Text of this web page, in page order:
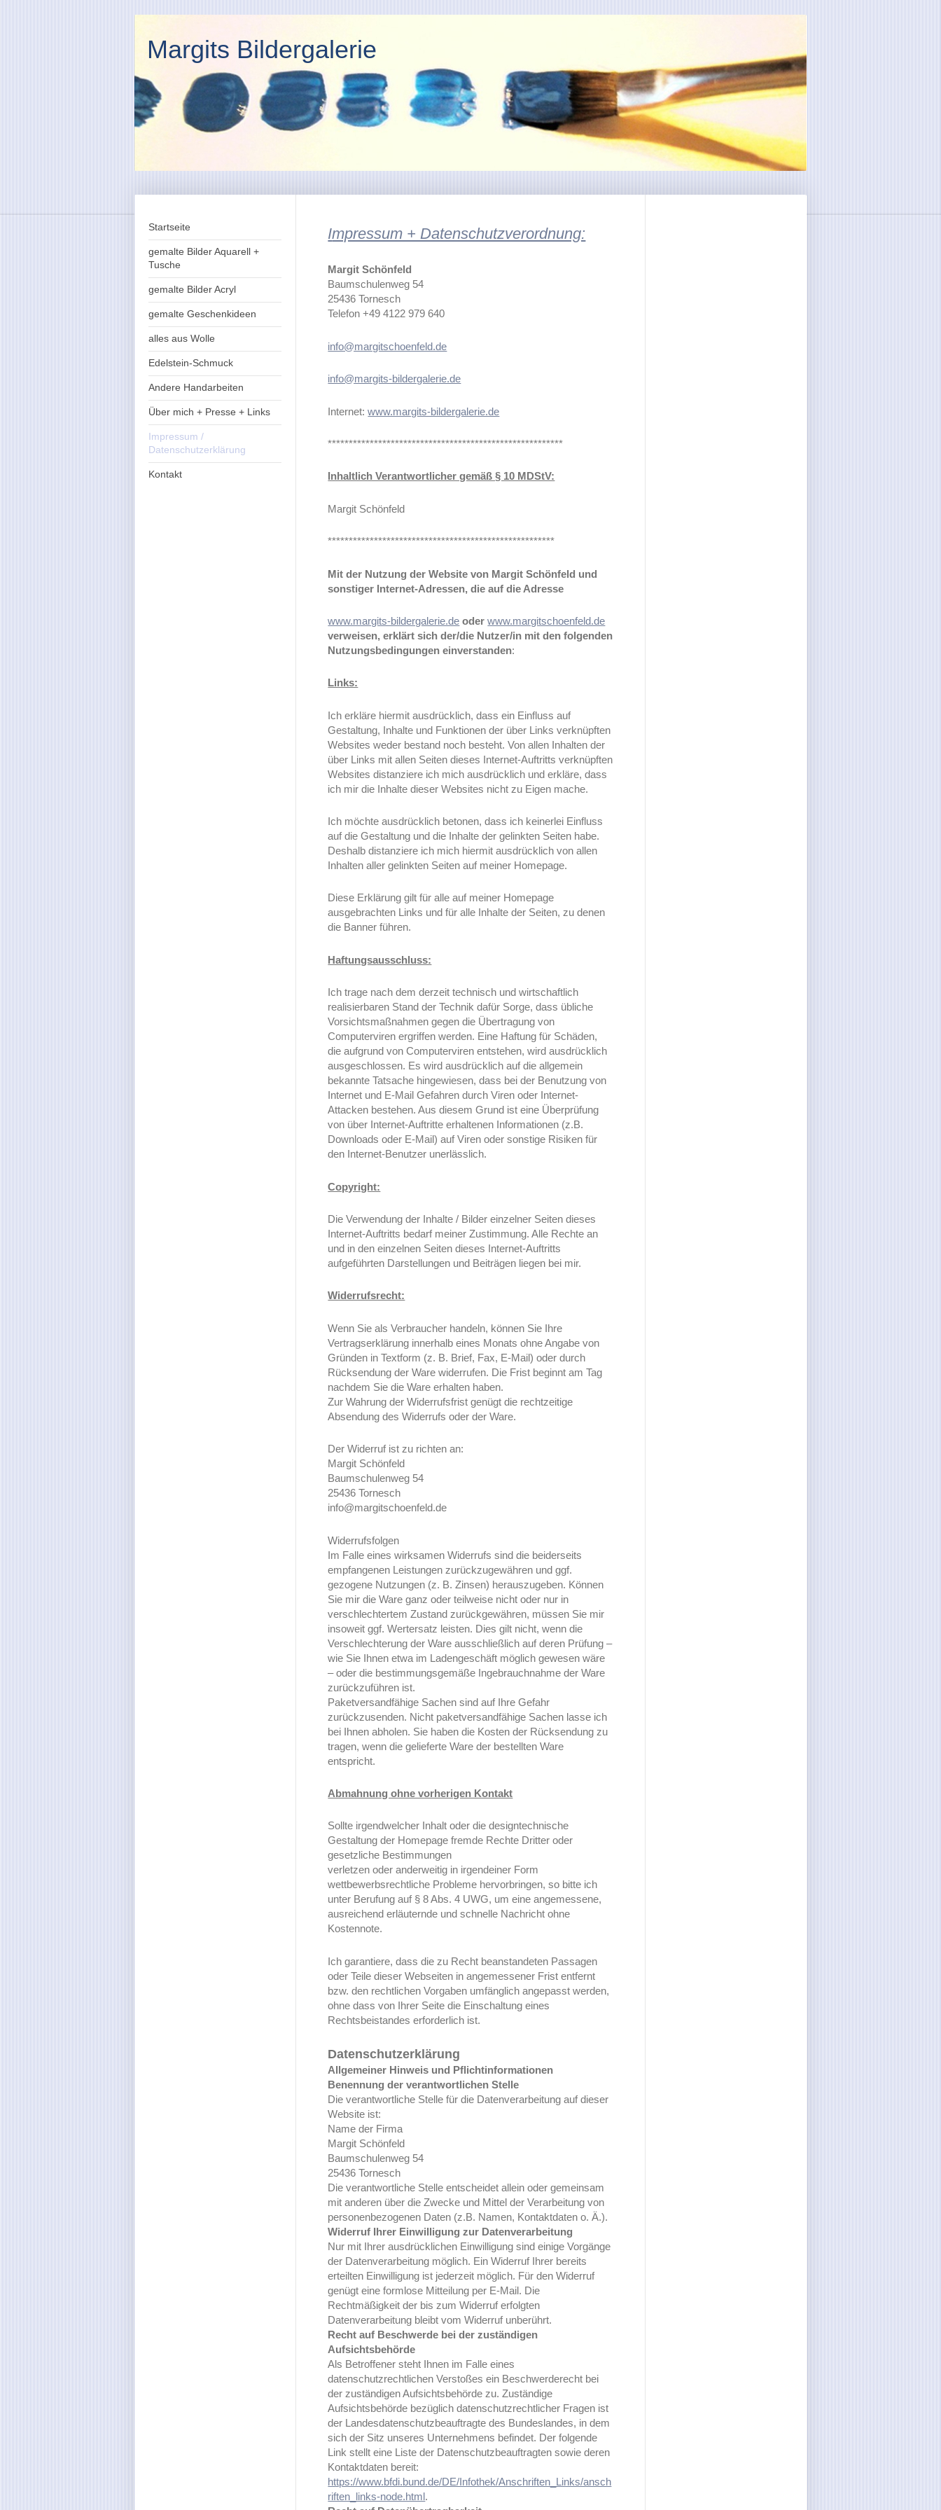
Margits Bildergalerie
Startseite
gemalte Bilder Aquarell +
Tusche
gemalte Bilder Acryl
gemalte Geschenkideen
alles aus Wolle
Edelstein-Schmuck
Andere Handarbeiten
Über mich + Presse + Links
Impressum /
Datenschutzerklärung
Kontakt
Impressum + Datenschutzverordnung:
Margit Schönfeld
Baumschulenweg 54
25436 Tornesch
Telefon +49 4122 979 640
info@margitschoenfeld.de
info@margits-bildergalerie.de
Internet:www.margits-bildergalerie.de
********************************************************
Inhaltlich Verantwortlicher gemäß § 10 MDStV:
Margit Schönfeld
******************************************************
Mit der Nutzung der Website von Margit Schönfeld und
sonstiger Internet-Adressen, die auf die Adresse
www.margits-bildergalerie.de oder www.margitschoenfeld.de
verweisen, erklärt sich der/die Nutzer/in mit den folgenden
Nutzungsbedingungen einverstanden:
Links:
Ich erkläre hiermit ausdrücklich, dass ein Einfluss auf
Gestaltung, Inhalte und Funktionen der über Links verknüpften
Websites weder bestand noch besteht. Von allen Inhalten der
über Links mit allen Seiten dieses Internet-Auftritts verknüpften
Websites distanziere ich mich ausdrücklich und erkläre, dass
ich mir die Inhalte dieser Websites nicht zu Eigen mache.
Ich möchte ausdrücklich betonen, dass ich keinerlei Einfluss
auf die Gestaltung und die Inhalte der gelinkten Seiten habe.
Deshalb distanziere ich mich hiermit ausdrücklich von allen
Inhalten aller gelinkten Seiten auf meiner Homepage.
Diese Erklärung gilt für alle auf meiner Homepage
ausgebrachten Links und für alle Inhalte der Seiten, zu denen
die Banner führen.
Haftungsausschluss:
Ich trage nach dem derzeit technisch und wirtschaftlich
realisierbaren Stand der Technik dafür Sorge, dass übliche
Vorsichtsmaßnahmen gegen die Übertragung von
Computerviren ergriffen werden. Eine Haftung für Schäden,
die aufgrund von Computerviren entstehen, wird ausdrücklich
ausgeschlossen. Es wird ausdrücklich auf die allgemein
bekannte Tatsache hingewiesen, dass bei der Benutzung von
Internet und E-Mail Gefahren durch Viren oder Internet-
Attacken bestehen. Aus diesem Grund ist eine Überprüfung
von über Internet-Auftritte erhaltenen Informationen (z.B.
Downloads oder E-Mail) auf Viren oder sonstige Risiken für
den Internet-Benutzer unerlässlich.
Copyright:
Die Verwendung der Inhalte / Bilder einzelner Seiten dieses
Internet-Auftritts bedarf meiner Zustimmung. Alle Rechte an
und in den einzelnen Seiten dieses Internet-Auftritts
aufgeführten Darstellungen und Beiträgen liegen bei mir.
Widerrufsrecht:
Wenn Sie als Verbraucher handeln, können Sie Ihre
Vertragserklärung innerhalb eines Monats ohne Angabe von
Gründen in Textform (z. B. Brief, Fax, E-Mail) oder durch
Rücksendung der Ware widerrufen. Die Frist beginnt am Tag
nachdem Sie die Ware erhalten haben.
Zur Wahrung der Widerrufsfrist genügt die rechtzeitige
Absendung des Widerrufs oder der Ware.
Der Widerruf ist zu richten an:
Margit Schönfeld
Baumschulenweg 54
25436 Tornesch
info@margitschoenfeld.de
Widerrufsfolgen
Im Falle eines wirksamen Widerrufs sind die beiderseits
empfangenen Leistungen zurückzugewähren und ggf.
gezogene Nutzungen (z. B. Zinsen) herauszugeben. Können
Sie mir die Ware ganz oder teilweise nicht oder nur in
verschlechtertem Zustand zurückgewähren, müssen Sie mir
insoweit ggf. Wertersatz leisten. Dies gilt nicht, wenn die
Verschlechterung der Ware ausschließlich auf deren Prüfung –
wie Sie Ihnen etwa im Ladengeschäft möglich gewesen wäre
– oder die bestimmungsgemäße Ingebrauchnahme der Ware
zurückzuführen ist.
Paketversandfähige Sachen sind auf Ihre Gefahr
zurückzusenden. Nicht paketversandfähige Sachen lasse ich
bei Ihnen abholen. Sie haben die Kosten der Rücksendung zu
tragen, wenn die gelieferte Ware der bestellten Ware
entspricht.
Abmahnung ohne vorherigen Kontakt
Sollte irgendwelcher Inhalt oder die designtechnische
Gestaltung der Homepage fremde Rechte Dritter oder
gesetzliche Bestimmungen
verletzen oder anderweitig in irgendeiner Form
wettbewerbsrechtliche Probleme hervorbringen, so bitte ich
unter Berufung auf § 8 Abs. 4 UWG, um eine angemessene,
ausreichend erläuternde und schnelle Nachricht ohne
Kostennote.
Ich garantiere, dass die zu Recht beanstandeten Passagen
oder Teile dieser Webseiten in angemessener Frist entfernt
bzw. den rechtlichen Vorgaben umfänglich angepasst werden,
ohne dass von Ihrer Seite die Einschaltung eines
Rechtsbeistandes erforderlich ist.
Datenschutzerklärung
Allgemeiner Hinweis und Pflichtinformationen
Benennung der verantwortlichen Stelle
Die verantwortliche Stelle für die Datenverarbeitung auf dieser
Website ist:
Name der Firma
Margit Schönfeld
Baumschulenweg 54
25436 Tornesch
Die verantwortliche Stelle entscheidet allein oder gemeinsam
mit anderen über die Zwecke und Mittel der Verarbeitung von
personenbezogenen Daten (z.B. Namen, Kontaktdaten o. Ä.).
Widerruf Ihrer Einwilligung zur Datenverarbeitung
Nur mit Ihrer ausdrücklichen Einwilligung sind einige Vorgänge
der Datenverarbeitung möglich. Ein Widerruf Ihrer bereits
erteilten Einwilligung ist jederzeit möglich. Für den Widerruf
genügt eine formlose Mitteilung per E-Mail. Die
Rechtmäßigkeit der bis zum Widerruf erfolgten
Datenverarbeitung bleibt vom Widerruf unberührt.
Recht auf Beschwerde bei der zuständigen
Aufsichtsbehörde
Als Betroffener steht Ihnen im Falle eines
datenschutzrechtlichen Verstoßes ein Beschwerderecht bei
der zuständigen Aufsichtsbehörde zu. Zuständige
Aufsichtsbehörde bezüglich datenschutzrechtlicher Fragen ist
der Landesdatenschutzbeauftragte des Bundeslandes, in dem
sich der Sitz unseres Unternehmens befindet. Der folgende
Link stellt eine Liste der Datenschutzbeauftragten sowie deren
Kontaktdaten bereit:
https://www.bfdi.bund.de/DE/Infothek/Anschriften_Links/ansch
riften_links-node.html.